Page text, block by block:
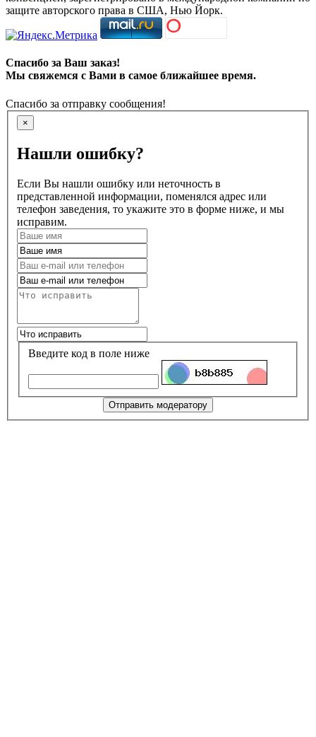
защите авторского права в США, Нью Йорк.
Спасибо за Ваш заказ!
Мы свяжемся с Вами в самое ближайшее время.
Спасибо за отправку сообщения!
×
Нашли ошибку?
Если Вы нашли ошибку или неточность в
представленной информации, поменялся адрес или
телефон заведения, то укажите это в форме ниже, и мы
исправим.
Введите код в поле ниже
Отправить модератору